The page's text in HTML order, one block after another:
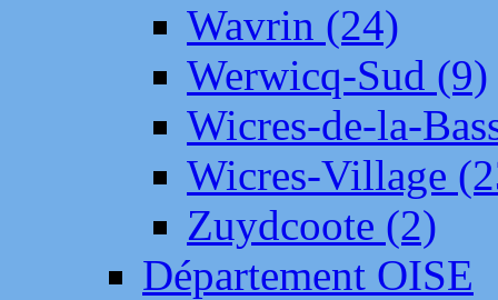
Wavrin (24)
Werwicq-Sud (9)
Wicres-de-la-
Wicres-Village
Zuydcoote (2)
Département OISE